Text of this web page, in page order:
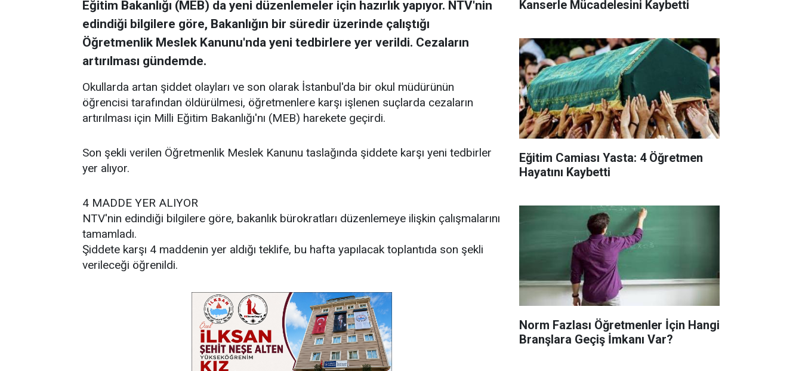
Eğitim Bakanlığı (MEB) da yeni düzenlemeler için hazırlık yapıyor. NTV'nin
edindiği bilgilere göre, Bakanlığın bir süredir üzerinde çalıştığı
Öğretmenlik Meslek Kanunu'nda yeni tedbirlere yer verildi. Cezaların
artırılması gündemde.
Okullarda artan şiddet olayları ve son olarak İstanbul'da bir okul müdürünün
öğrencisi tarafından öldürülmesi, öğretmenlere karşı işlenen suçlarda cezaların
artırılması için Milli Eğitim Bakanlığı'nı (MEB) harekete geçirdi.
Son şekli verilen Öğretmenlik Meslek Kanunu taslağında şiddete karşı yeni tedbirler
yer alıyor.
4 MADDE YER ALIYOR
NTV'nin edindiği bilgilere göre, bakanlık bürokratları düzenlemeye ilişkin çalışmalarını
tamamladı.
Şiddete karşı 4 maddenin yer aldığı teklife, bu hafta yapılacak toplantıda son şekli
verileceği öğrenildi.
Kanserle Mücadelesini Kaybetti
Eğitim Camiası Yasta: 4 Öğretmen
Hayatını Kaybetti
Norm Fazlası Öğretmenler İçin Hangi
Branşlara Geçiş İmkanı Var?